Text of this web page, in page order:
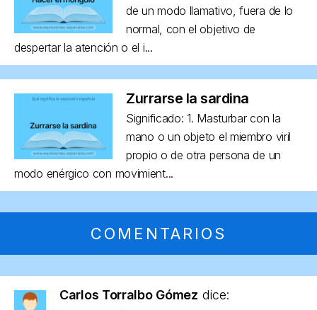
de un modo llamativo, fuera de lo
normal, con el objetivo de
despertar la atención o el i...
Zurrarse la sardina
Significado: 1. Masturbar con la
mano o un objeto el miembro viril
propio o de otra persona de un
modo enérgico con movimient...
COMENTARIOS
Carlos Torralbo Gómez dice: